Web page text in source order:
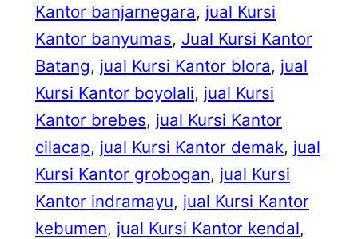
Kantor banjarnegara, jual Kursi
Kantor banyumas, Jual Kursi Kantor
Batang, jual Kursi Kantor blora, jual
Kursi Kantor boyolali, jual Kursi
Kantor brebes, jual Kursi Kantor
cilacap, jual Kursi Kantor demak, jual
Kursi Kantor grobogan, jual Kursi
Kantor indramayu, jual Kursi Kantor
kebumen, jual Kursi Kantor kendal